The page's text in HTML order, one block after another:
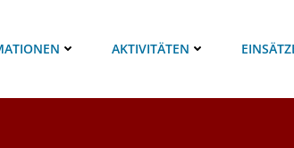
AKTIVITÄTEN